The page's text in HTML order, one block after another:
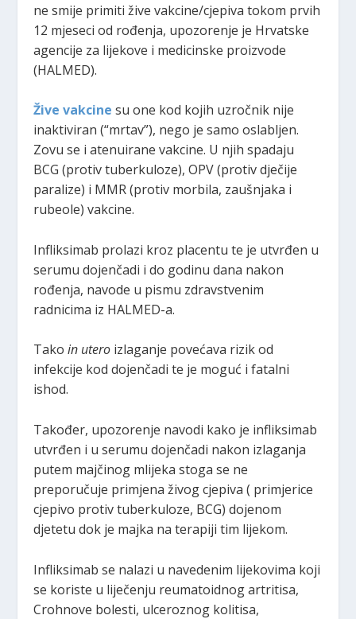
ne smije primiti žive vakcine/cjepiva tokom prvih
12 mjeseci od rođenja, upozorenje je Hrvatske
agencije za lijekove i medicinske proizvode
(HALMED).
Žive vakcine su one kod kojih uzročnik nije
inaktiviran (“mrtav”), nego je samo oslabljen.
Zovu se i atenuirane vakcine. U njih spadaju
BCG (protiv tuberkuloze), OPV (protiv dječije
paralize) i MMR (protiv morbila, zaušnjaka i
rubeole) vakcine.
Infliksimab prolazi kroz placentu te je utvrđen u
serumu dojenčadi i do godinu dana nakon
rođenja, navode u pismu zdravstvenim
radnicima iz HALMED-a.
Takoin utero izlaganje povećava rizik od
infekcije kod dojenčadi te je moguć i fatalni
ishod.
Također, upozorenje navodi kako je infliksimab
utvrđen i u serumu dojenčadi nakon izlaganja
putem majčinog mlijeka stoga se ne
preporučuje primjena živog cjepiva ( primjerice
cjepivo protiv tuberkuloze, BCG) dojenom
djetetu dok je majka na terapiji tim lijekom.
Infliksimab se nalazi u navedenim lijekovima koji
se koriste u liječenju reumatoidnog artritisa,
Crohnove bolesti, ulceroznog kolitisa,